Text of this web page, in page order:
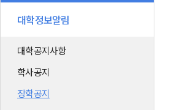
대학정보알림
대학공지사항
학사공지
장학공지